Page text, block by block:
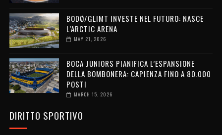
BODØ/GLIMT INVESTE NEL FUTURO: NASCE
L’ARCTIC ARENA
MAY 21, 2026
BOCA JUNIORS PIANIFICA L’ESPANSIONE
DELLA BOMBONERA: CAPIENZA FINO A 80.000
POSTI
MARCH 15, 2026
DIRITTO SPORTIVO